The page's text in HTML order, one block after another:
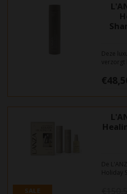
Deze
Verrijkt
SALE
De
Holiday